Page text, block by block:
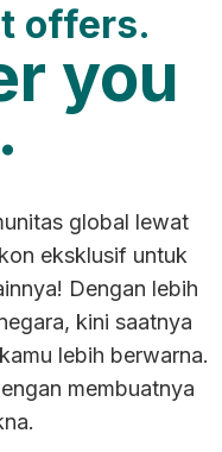
offers.
you
global lewat
eksklusif untuk
Dengan lebih
kini saatnya
lebih berwarna.
membuatnya